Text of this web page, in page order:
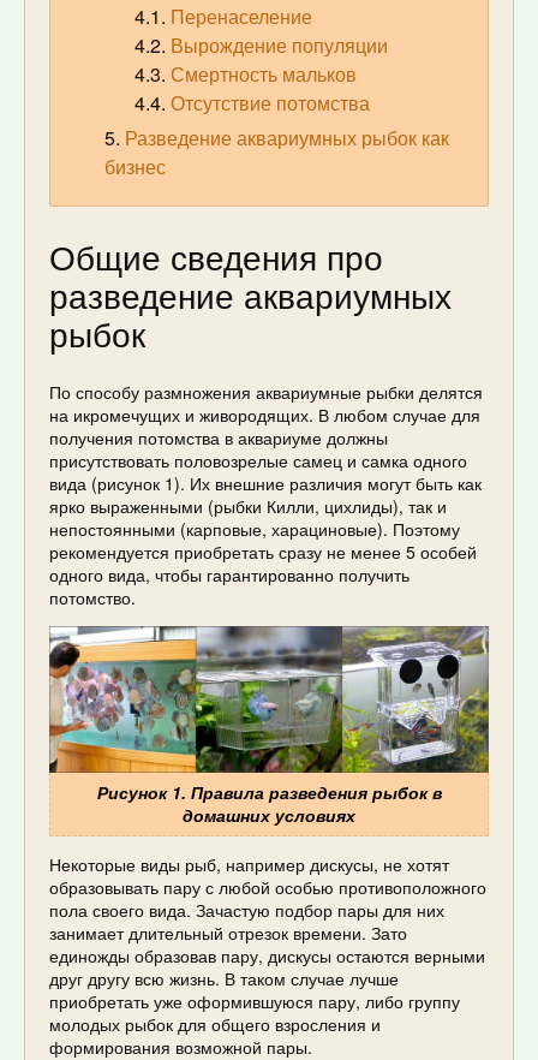
Перенаселение
Вырождение популяции
Смертность мальков
Отсутствие потомства
Разведение аквариумных рыбок как
бизнес
Общие сведения про
разведение аквариумных
рыбок
По способу размножения аквариумные рыбки делятся
на икромечущих и живородящих. В любом случае для
получения потомства в аквариуме должны
присутствовать половозрелые самец и самка одного
вида (рисунок 1). Их внешние различия могут быть как
ярко выраженными (рыбки Килли, цихлиды), так и
непостоянными (карповые, харациновые). Поэтому
рекомендуется приобретать сразу не менее 5 особей
одного вида, чтобы гарантированно получить
потомство.
Рисунок 1. Правила разведения рыбок в
домашних условиях
Некоторые виды рыб, например дискусы, не хотят
образовывать пару с любой особью противоположного
пола своего вида. Зачастую подбор пары для них
занимает длительный отрезок времени. Зато
единожды образовав пару, дискусы остаются верными
друг другу всю жизнь. В таком случае лучше
приобретать уже оформившуюся пару, либо группу
молодых рыбок для общего взросления и
формирования возможной пары.